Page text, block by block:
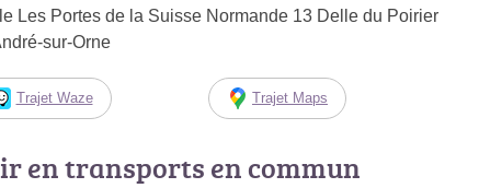
Les Portes de la Suisse Normande 13 Delle du Poirier
sur-Orne
Trajet Waze Trajet Maps
en transports en commun